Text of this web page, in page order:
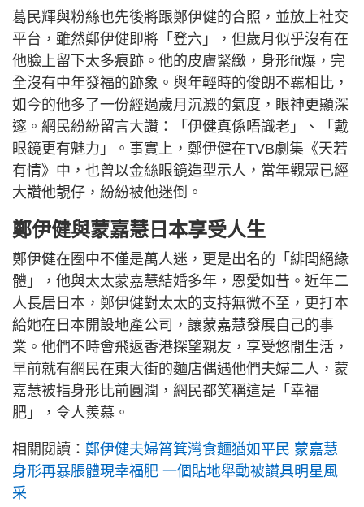
葛民輝與粉絲也先後將跟鄭伊健的合照，並放上社交
平台，雖然鄭伊健即將「登六」，但歲月似乎沒有在
他臉上留下太多痕跡。他的皮膚緊緻，身形fit爆，完
全沒有中年發福的跡象。與年輕時的俊朗不羈相比，
如今的他多了一份經過歲月沉澱的氣度，眼神更顯深
邃。網民紛紛留言大讚：「伊健真係唔識老」、「戴
眼鏡更有魅力」。事實上，鄭伊健在TVB劇集《天若
有情》中，也曾以金絲眼鏡造型示人，當年觀眾已經
大讚他靚仔，紛紛被他迷倒。
鄭伊健與蒙嘉慧日本享受人生
鄭伊健在圈中不僅是萬人迷，更是出名的「緋聞絕緣
體」，他與太太蒙嘉慧結婚多年，恩愛如昔。近年二
人長居日本，鄭伊健對太太的支持無微不至，更打本
給她在日本開設地產公司，讓蒙嘉慧發展自己的事
業。他們不時會飛返香港探望親友，享受悠閒生活，
早前就有網民在東大街的麵店偶遇他們夫婦二人，蒙
嘉慧被指身形比前圓潤，網民都笑稱這是「幸福
肥」，令人羨慕。
相關閱讀： 鄭伊健夫婦筲箕灣食麵猶如平民 蒙嘉慧
身形再暴脹體現幸福肥 一個貼地舉動被讚具明星風
采